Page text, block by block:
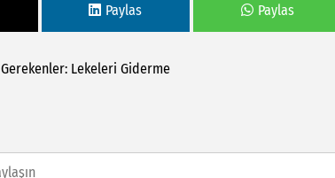
Paylas Paylas
Gerekenler: Lekeleri Giderme